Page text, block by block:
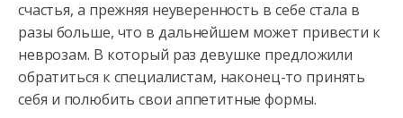
счастья, а прежняя неуверенность в себе стала в
разы больше, что в дальнейшем может привести к
неврозам. В который раз девушке предложили
обратиться к специалистам, наконец-то принять
себя и полюбить свои аппетитные формы.